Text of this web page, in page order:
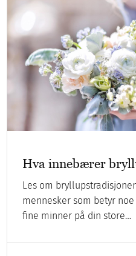
Hva innebærer
Les om
mennesker som betyr
fine minner på din store…